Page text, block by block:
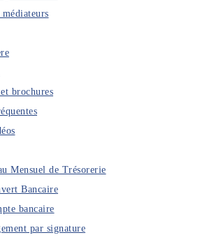
médiateurs
brochures
Mensuel de Trésorerie
Bancaire
bancaire
par signature